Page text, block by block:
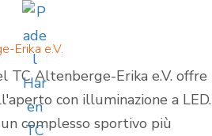
Erika e.V.
TC Altenberge-Erika e.V. offre
con illuminazione a LED.
complesso sportivo più